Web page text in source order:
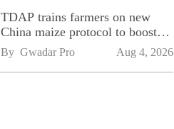
TDAP trains farmers on new
China maize protocol to boost
exports
By Gwadar Pro Aug 4, 2026